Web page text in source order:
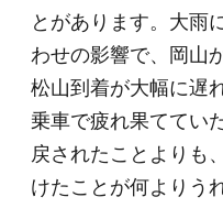
とがあります。大雨
わせの影響で、岡山
松山到着が大幅に遅
乗車で疲れ果ててい
戻されたことよりも
けたことが何よりう